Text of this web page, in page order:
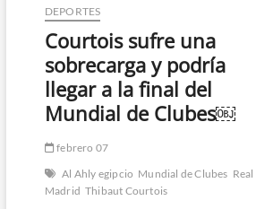
sufre
ante
el
Alhy,
pero
jugará
la
del
Mundialito
DEPORTES
Courtois sufre una
sobrecarga y podría
llegar a la final del
Mundial de Clubes￼
febrero 07
Al Ahly egipcio Mundial de Clubes Real
Madrid Thibaut Courtois